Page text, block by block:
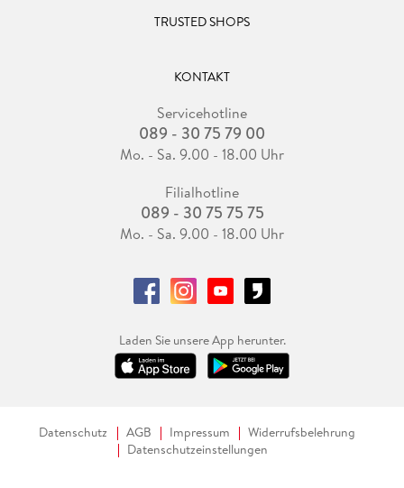
TRUSTED SHOPS
KONTAKT
Servicehotline
089 - 30 75 79 00
Mo. - Sa. 9.00 - 18.00 Uhr
Filialhotline
089 - 30 75 75 75
Mo. - Sa. 9.00 - 18.00 Uhr
Laden Sie unsere App herunter.
Datenschutz AGB Impressum
Widerrufsbelehrung
Datenschutzeinstellungen